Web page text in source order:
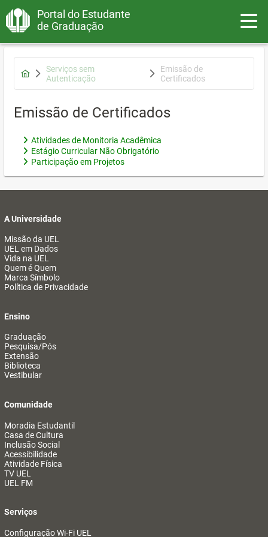
Portal do Estudante
de Graduação
Serviços sem
Autenticação
Emissão de
Certificados
Emissão de Certificados
Atividades de Monitoria Acadêmica
Estágio Curricular Não Obrigatório
Participação em Projetos
A Universidade
Missão da UEL
UEL em Dados
Vida na UEL
Quem é Quem
Marca Símbolo
Política de Privacidade
Ensino
Graduação
Pesquisa/Pós
Extensão
Biblioteca
Vestibular
Comunidade
Moradia Estudantil
Casa de Cultura
Inclusão Social
Acessibilidade
Atividade Física
TV UEL
UEL FM
Serviços
Configuração Wi-Fi UEL